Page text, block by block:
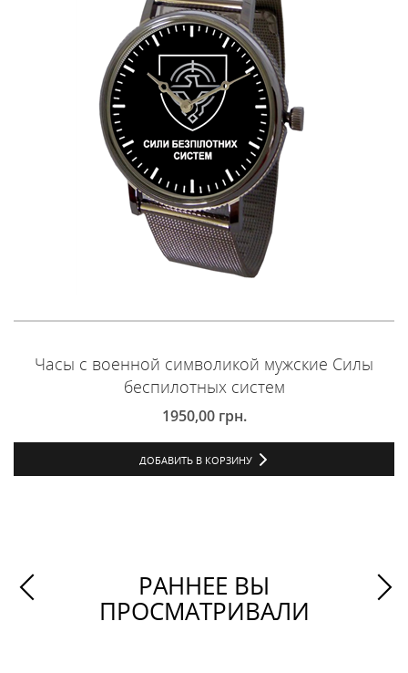
Часы с военной символикой мужские Силы
беспилотных систем
1950,00 грн.
ДОБАВИТЬ В КОРЗИНУ
РАННЕЕ ВЫ
ПРОСМАТРИВАЛИ